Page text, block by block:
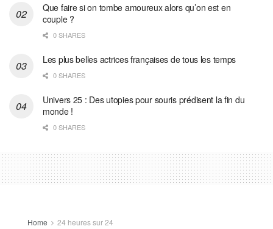
Que faire si on tombe amoureux alors qu’on est en
couple ?
0 SHARES
Les plus belles actrices françaises de tous les temps
0 SHARES
Univers 25 : Des utopies pour souris prédisent la fin du
monde !
0 SHARES
Home 24 heures sur 24